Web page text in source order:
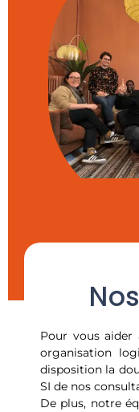
Pour vous
organisation
disposition la
SI de nos
De plus, notre